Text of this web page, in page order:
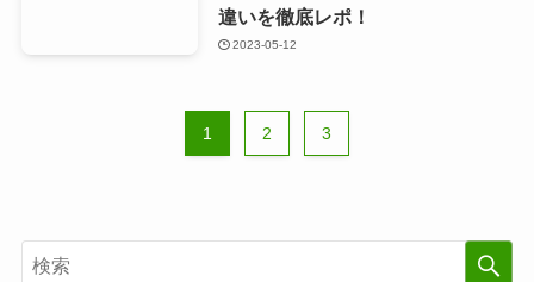
違いを徹底レポ！
2023-05-12
1 2 3